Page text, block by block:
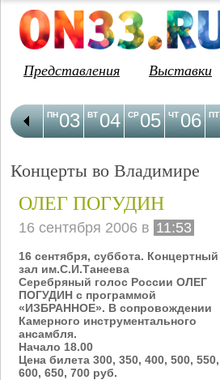
Представления
Выставки
03
ПН 04
ВТ 05
СР 06
ЧТ ПТ
Концерты во Владимире
ОЛЕГ ПОГУДИН
16 сентября 2006 в 11:53
16 сентября, суббота. Концертный
зал им.С.И.Танеева
Серебряный голос России ОЛЕГ
ПОГУДИН с программой
«ИЗБРАННОЕ». В сопровождении
Камерного инструментального
ансамбля.
Начало 18.00
Цена билета 300, 350, 400, 500, 550,
600, 650, 700 руб.